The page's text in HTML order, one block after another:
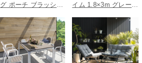
グ ポーチ ブラッシュ
ウッド 2000
イム 1.8×3m グレース
トライプ